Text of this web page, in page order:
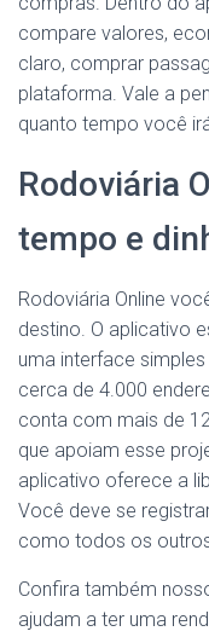
compare valores,
claro, comprar
plataforma. Vale a
quanto tempo você
Rodoviária
tempo e
Rodoviária Online
destino. O aplicativo
uma interface
cerca de 4.000
conta com mais de
que apoiam esse
aplicativo oferece a
Você deve se
como todos os
Confira também
ajudam a ter uma